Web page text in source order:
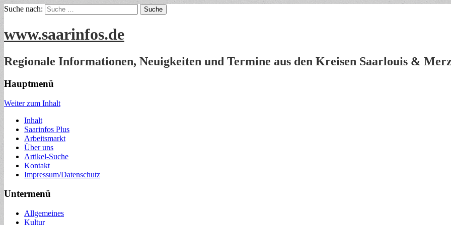
Suche nach:
www.saarinfos.de
Regionale Informationen, Neuigkeiten und Termine aus den Kreisen Saarlouis &
Hauptmenü
Weiter zum Inhalt
Inhalt
Saarinfos Plus
Arbeitsmarkt
Über uns
Artikel-Suche
Kontakt
Impressum/Datenschutz
Untermenü
Allgemeines
Kultur